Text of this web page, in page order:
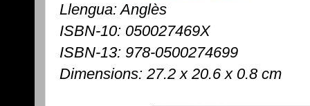
Llengua: Anglès
ISBN-10: 050027469X
ISBN-13: 978-0500274699
Dimensions: 27.2 x 20.6 x 0.8 cm